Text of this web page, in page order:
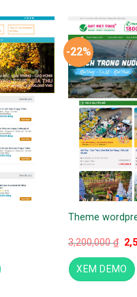
-22%
Theme
3,200,000₫ Giá
gốc
là:
XEM DEMO